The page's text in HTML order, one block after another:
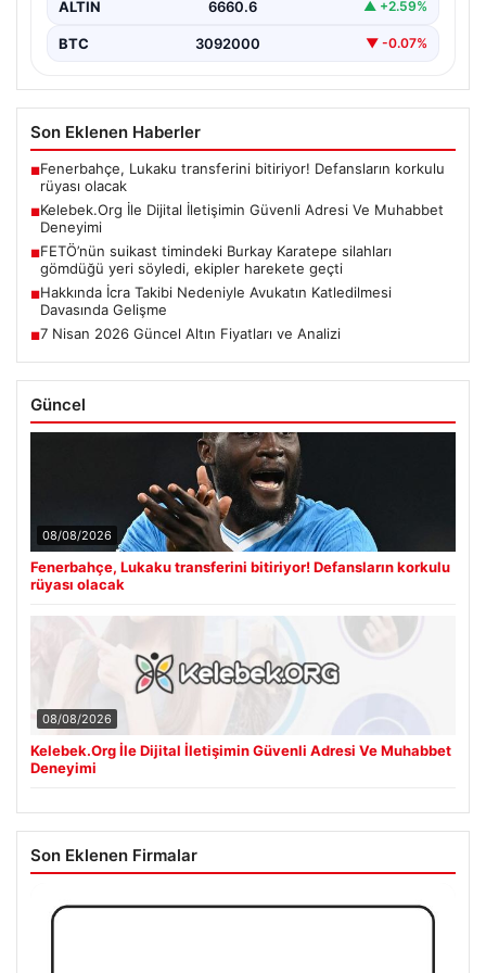
ALTIN 6660.6 ▲ +2.59%
BTC 3092000 ▼ -0.07%
Son Eklenen Haberler
■Fenerbahçe, Lukaku transferini bitiriyor! Defansların korkulu
rüyası olacak
■Kelebek.Org İle Dijital İletişimin Güvenli Adresi Ve Muhabbet
Deneyimi
■FETÖ’nün suikast timindeki Burkay Karatepe silahları
gömdüğü yeri söyledi, ekipler harekete geçti
■Hakkında İcra Takibi Nedeniyle Avukatın Katledilmesi
Davasında Gelişme
■7 Nisan 2026 Güncel Altın Fiyatları ve Analizi
Güncel
08/08/2026
Fenerbahçe, Lukaku transferini bitiriyor! Defansların korkulu
rüyası olacak
08/08/2026
Kelebek.Org İle Dijital İletişimin Güvenli Adresi Ve Muhabbet
Deneyimi
Son Eklenen Firmalar